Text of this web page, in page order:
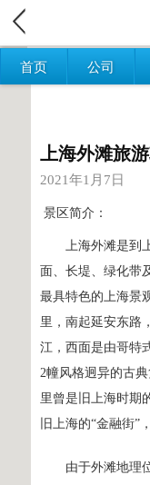
首页 公司
上海外滩旅
2021年1月7日
景区简介：
上海外滩是到上
面、长堤、绿化带
最具特色的上海景
里，南起延安东路
江，西面是由哥特
2幢风格迥异的古
里曾是旧上海时期
旧上海的“金融街”
由于外滩地理位